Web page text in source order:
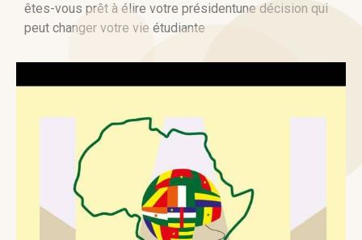
êtes-vous prêt à élire votre présidentune décision qui
peut changer votre vie étudiante